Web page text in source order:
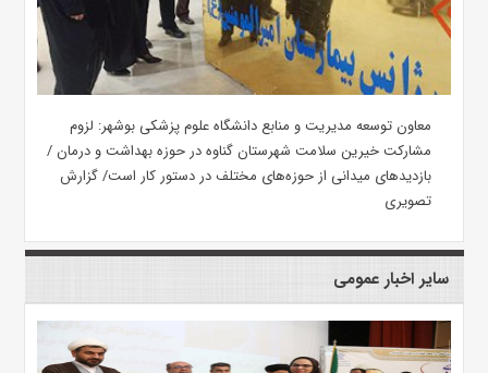
معاون توسعه مدیریت و منابع دانشگاه علوم پزشکی بوشهر: لزوم
مشارکت خیرین سلامت شهرستان گناوه در حوزه بهداشت و درمان /
بازدیدهای میدانی از حوزه‌های مختلف در دستور کار است/ گزارش
تصویری
سایر اخبار عمومی